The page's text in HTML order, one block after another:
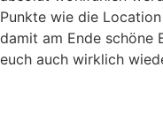
Punkte wie die
damit am Ende schöne
euch auch wirklich